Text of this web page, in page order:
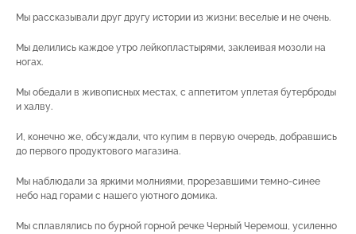
Мы рассказывали друг другу истории из жизни: веселые и не очень.
Мы делились каждое утро лейкопластырями, заклеивая мозоли на
ногах.
Мы обедали в живописных местах, с аппетитом уплетая бутерброды
и халву.
И, конечно же, обсуждали, что купим в первую очередь, добравшись
до первого продуктового магазина.
Мы наблюдали за яркими молниями, прорезавшими темно-синее
небо над горами с нашего уютного домика.
Мы сплавлялись по бурной горной речке Черный Черемош, усиленно